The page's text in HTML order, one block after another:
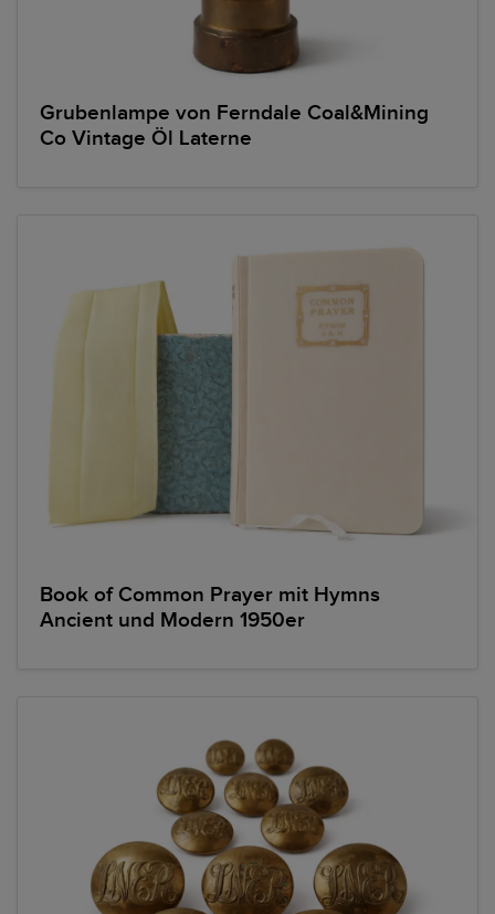
Grubenlampe von Ferndale Coal&Mining
Co Vintage Öl Laterne
Book of Common Prayer mit Hymns
Ancient und Modern 1950er